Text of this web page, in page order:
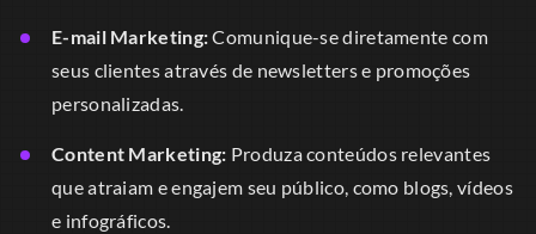
E-mail Marketing:Comunique-se diretamente com
seus clientes através de newsletters e promoções
personalizadas.
Content Marketing: Produza conteúdos relevantes
que atraiam e engajem seu público, como blogs, vídeos
e infográficos.